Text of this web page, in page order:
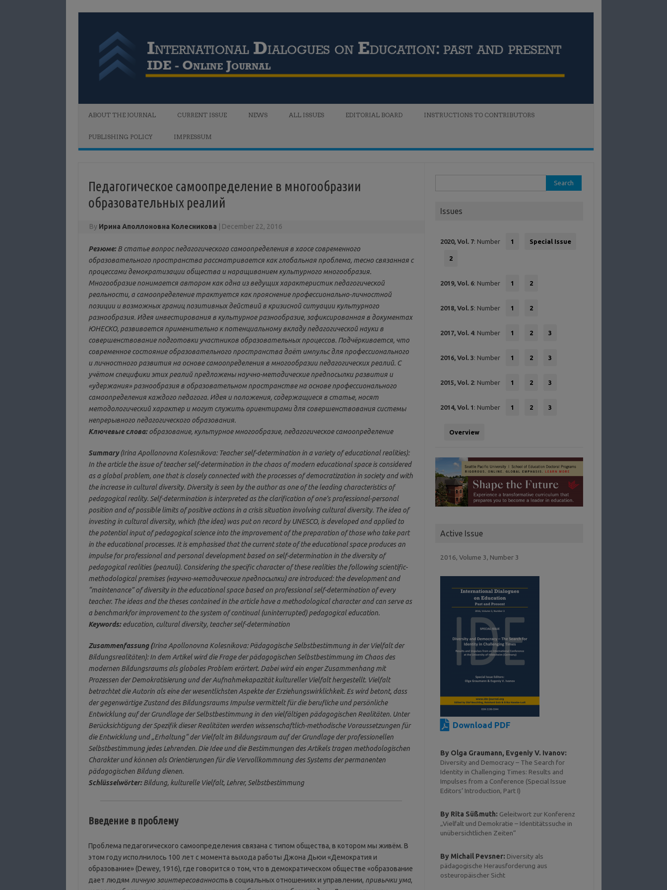
ABOUT THE JOURNAL CURRENT ISSUE NEWS ALL ISSUES EDITORIAL BOARD INSTRUCTIONS TO CONTRIBUTORS
PUBLISHING POLICY IMPRESSUM
Педагогическое самоопределение в многообразии
образовательных реалий
By Ирина Аполлоновна Колесникова December 22, 2016
Резюме:В статье вопрос педагогического самоопределения в хаосе современного
образовательного пространства рассматривается как глобальная проблема, тесно связанная с
процессами демократизации общества и наращиванием культурного многообразия.
Многообразие понимается автором как одна из ведущих характеристик педагогической
реальности, а самоопределение трактуется как прояснение профессионально-личностной
позиции и возможных границ позитивных действий в кризисной ситуации культурного
разнообразия. Идея инвестирования в культурное разнообразие, зафиксированная в документах
ЮНЕСКО, развивается применительно к потенциальному вкладу педагогической науки в
совершенствование подготовки участников образовательных процессов. Подчёркивается, что
современное состояние образовательного пространства даёт импульс для профессионального
и личностного развития на основе самоопределения в многообразии педагогических реалий. С
учётом специфики этих реалий предложены научно-методические предпосылки развития и
«удержания» разнообразия в образовательном пространстве на основе профессионального
самоопределения каждого педагога. Идея и положения, содержащиеся в статье, носят
методологический характер и могут служить ориентирами для совершенствования системы
непрерывного педагогического образования.
Ключевые слова:образование, культурное многообразие, педагогическое самоопределение
Summary(Irina Apollonovna Kolesnikova: Teacher self-determination in a variety of educational realities):
In the article the issue of teacher self-determination in the chaos of modern educational space is considered
as a global problem, one that is closely connected with the processes of democratization in society and with
the increase in cultural diversity. Diversity is seen by the author as one of the leading characteristics of
pedagogical reality. Self-determination is interpreted as the clarification of one’s professional-personal
position and of possible limits of positive actions in a crisis situation involving cultural diversity. The idea of
investing in cultural diversity, which (the idea) was put on record by UNESCO, is developed and applied to
the potential input of pedagogical science into the improvement of the preparation of those who take part
in the educational processes. It is emphasised that the current state of the educational space produces an
impulse for professional and personal development based on self-determination in the diversity of
pedagogical realities (реалий). Considering the specific character of these realities the following scientific-
methodological premises (научно-методические предпосылки) are introduced: the development and
“maintenance” of diversity in the educational space based on professional self-determination of every
teacher. The ideas and the theses contained in the article have a methodological character and can serve as
a benchmarkfor improvement to the system of continual (uninterrupted) pedagogical education.
Keywords:education, cultural diversity, teacher self-determination
Zusammenfassung (Irina Apollonovna Kolesnikova: Pädagogische Selbstbestimmung in der Vielfalt der
Bildungsrealitäten): In dem Artikel wird die Frage der pädagogischen Selbstbestimmung im Chaos des
modernen Bildungsraums als globales Problem erörtert. Dabei wird ein enger Zusammenhang mit
Prozessen der Demokratisierung und der Aufnahmekapazität kultureller Vielfalt hergestellt. Vielfalt
betrachtet die Autorin als eine der wesentlichsten Aspekte der Erziehungswirklichkeit. Es wird betont, dass
der gegenwärtige Zustand des Bildungsraums Impulse vermittelt für die berufliche und persönliche
Entwicklung auf der Grundlage der Selbstbestimmung in den vielfältigen pädagogischen Realitäten. Unter
Berücksichtigung der Spezifik dieser Realitäten werden wissenschaftlich-methodische Voraussetzungen für
die Entwicklung und „Erhaltung“ der Vielfalt im Bildungsraum auf der Grundlage der professionellen
Selbstbestimmung jedes Lehrenden. Die Idee und die Bestimmungen des Artikels tragen methodologischen
Charakter und können als Orientierungen für die Vervollkommnung des Systems der permanenten
pädagogischen Bildung dienen.
Schlüsselwörter:Bildung, kulturelle Vielfalt, Lehrer, Selbstbestimmung
Введение в проблему
Проблема педагогического самоопределения связана с типом общества, в котором мы живём. В
этом году исполнилось 100 лет с момента выхода работы Джона Дьюи «Демократия и
образование» (Dewey, 1916), где говорится о том, что в демократическом обществе «образование
дает людям личную заинтересованностьв социальных отношениях и управлении, привычки ума,
for:
Issues
2020, Vol. 7: Number 1 Special Issue
2
2019, Vol. 6: Number 1 2
2018, Vol. 5: Number 1 2
2017, Vol. 4: Number 1 2 3
2016, Vol. 3: Number 1 2 3
2015, Vol. 2: Number 1 2 3
2014, Vol. 1 : Number 1 2 3
Overview
Active Issue
2016, Volume 3, Number 3
Download PDF
By Olga Graumann, Evgeniy V. Ivanov:
Diversity and Democracy – The Search for
Identity in Challenging Times: Results and
Impulses from a Conference (Special Issue
Editors’ Introduction, Part I)
By Rita Süßmuth: Geleitwort zur Konferenz
„Vielfalt und Demokratie – Identitätssuche in
unübersichtlichen Zeiten“
By Michail Pevsner: Diversity als
pädagogische Herausforderung aus
osteuropäischer Sicht